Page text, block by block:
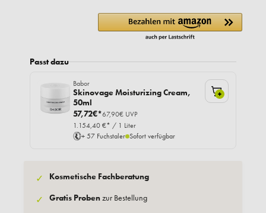
Passt dazu
Babor
Skinovage Moisturizing Cream,
50ml
57,72€*67,90€ UVP
1.154,40 €* / 1 Liter
+ 57 Fuchstaler Sofort verfügbar
+
✓ Kosmetische Fachberatung
✓ Gratis Probenzur Bestellung